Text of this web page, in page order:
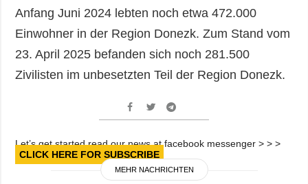
Anfang Juni 2024 lebten noch etwa 472.000
Einwohner in der Region Donezk. Zum Stand vom
23. April 2025 befanden sich noch 281.500
Zivilisten im unbesetzten Teil der Region Donezk.
Let’s get started read our news at facebook messenger > > >
CLICK HERE FOR SUBSCRIBE
MEHR NACHRICHTEN